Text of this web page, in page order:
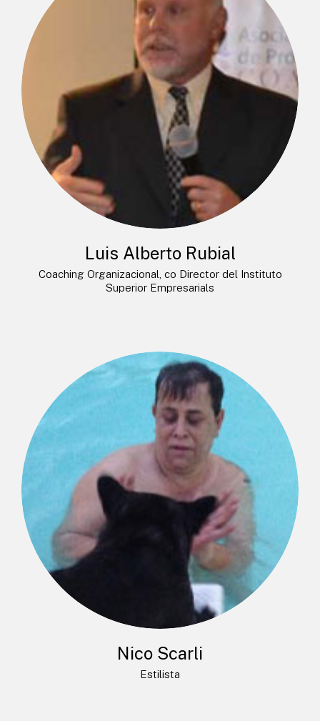
Luis Alberto Rubial
Coaching Organizacional, co Director del Instituto
Superior Empresarials
Nico Scarli
Estilista